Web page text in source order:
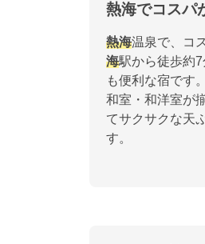
熱海でコスパ
熱海温泉で、コ
海駅から徒歩約7
も便利な宿です
和室・和洋室が
てサクサクな天
す。